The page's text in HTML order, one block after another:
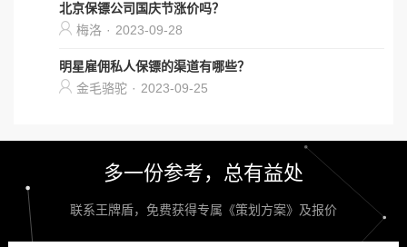
北京保镖公司国庆节涨价吗？
梅洛 · 2023-09-28
明星雇佣私人保镖的渠道有哪些？
金毛骆驼 · 2023-09-25
多一份参考，总有益处
联系王牌盾，免费获得专属《策划方案》及报价